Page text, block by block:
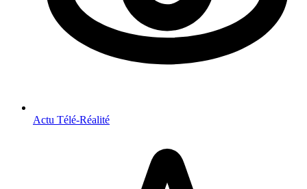
Actu Télé-Réalité